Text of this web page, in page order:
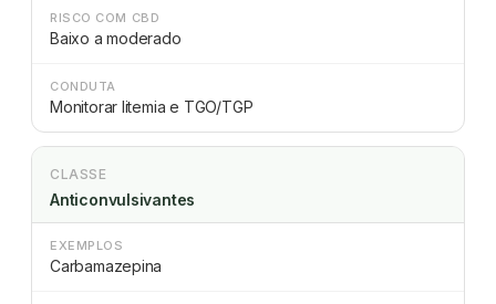
RISCO COM CBD
Baixo a moderado
CONDUTA
Monitorar litemia e TGO/TGP
CLASSE
Anticonvulsivantes
EXEMPLOS
Carbamazepina